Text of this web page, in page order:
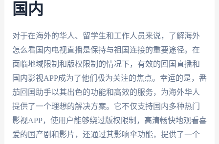
国内
对于在海外的华人、留学生和工作人员来说，了解海外
怎么看国内电视直播是保持与祖国连接的重要途径。在
面临地域限制和版权限制的情况下，有效的回国直播和
国内影视APP成为了他们极为关注的焦点。幸运的是，番
茄回国助手以其出色的功能和高效的服务，为海外华人
提供了一个理想的解决方案。它不仅支持国内多种热门
影视APP，使用户能够绕过版权限制，高清畅快地观看喜
爱的国产剧和影片，还通过其影响伞功能，提供了一个